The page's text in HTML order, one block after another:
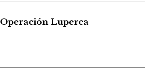
Operación Luperca